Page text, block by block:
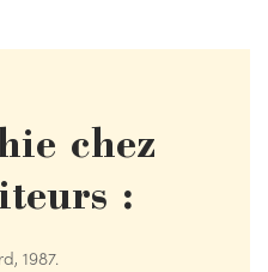
chez
:
1987.